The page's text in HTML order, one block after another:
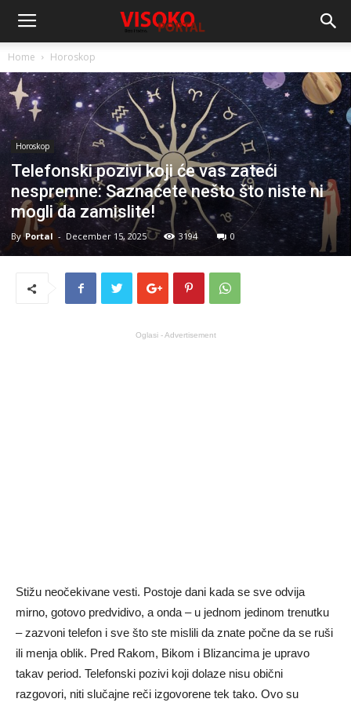
Home Horoskop
Horoskop
Telefonski pozivi koji će vas zateći
nespremne: Saznaćete nešto što niste ni
mogli da zamislite!
By Portal - December 15, 2025 3194 0
Oglasi - Advertisement
Stižu neočekivane vesti. Postoje dani kada se sve odvija
mirno, gotovo predvidivo, a onda – u jednom jedinom trenutku
– zazvoni telefon i sve što ste mislili da znate počne da se ruši
ili menja oblik. Pred Rakom, Bikom i Blizancima je upravo
takav period. Telefonski pozivi koji dolaze nisu obični
razgovori, niti slučajne reči izgovorene tek tako. Ovo su